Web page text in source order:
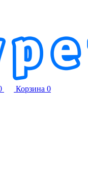
Корзина 0